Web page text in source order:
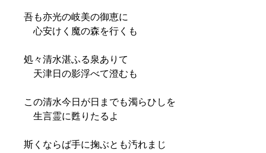
吾も亦光の岐美の御恵に
心安けく魔の森を行くも
処々清水湛ふる泉ありて
天津日の影浮べて澄むも
この清水今日が日までも濁らひしを
生言霊に甦りたるよ
斯くならば手に掬ぶとも汚れまじ